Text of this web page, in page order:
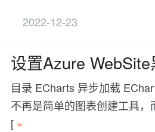
2022-12-23
设置Azure
目录 ECharts 异步加载
不再是简单的图表创建工具
[ »